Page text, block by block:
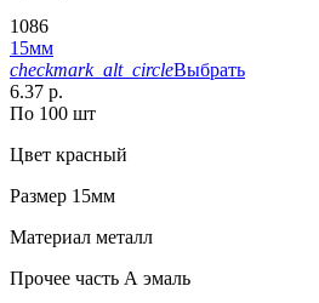
1086
15мм
checkmark_alt_circleВыбрать
6.37 р.
По 100 шт
Цвет красный
Размер 15мм
Материал металл
Прочее часть А эмаль